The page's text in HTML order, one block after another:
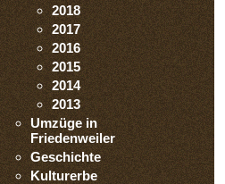
2018
2017
2016
2015
2014
2013
Umzüge in
Friedenweiler
Geschichte
Kulturerbe